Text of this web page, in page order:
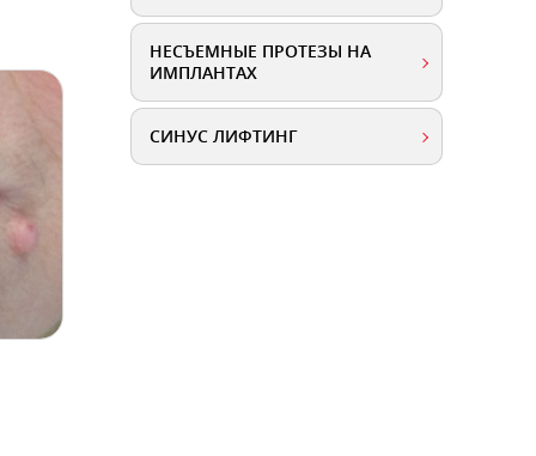
НЕСЪЕМНЫЕ ПРОТЕЗЫ НА
ИМПЛАНТАХ
СИНУС ЛИФТИНГ